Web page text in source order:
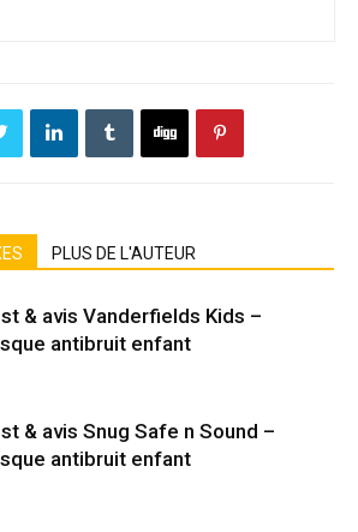
PLUS DE L'AUTEUR
& avis Vanderfields Kids –
antibruit enfant
& avis Snug Safe n Sound –
antibruit enfant